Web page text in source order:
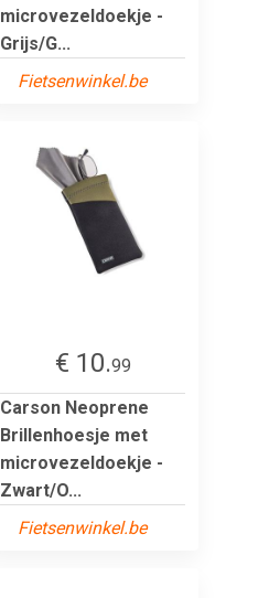
microvezeldoekje -
Grijs/G...
Fietsenwinkel.be
€ 10.99
Carson Neoprene
Brillenhoesje met
microvezeldoekje -
Zwart/O...
Fietsenwinkel.be